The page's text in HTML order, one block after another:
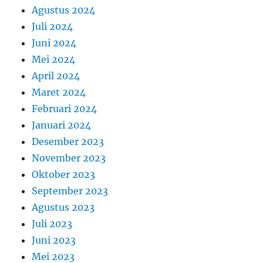
Agustus 2024
Juli 2024
Juni 2024
Mei 2024
April 2024
Maret 2024
Februari 2024
Januari 2024
Desember 2023
November 2023
Oktober 2023
September 2023
Agustus 2023
Juli 2023
Juni 2023
Mei 2023